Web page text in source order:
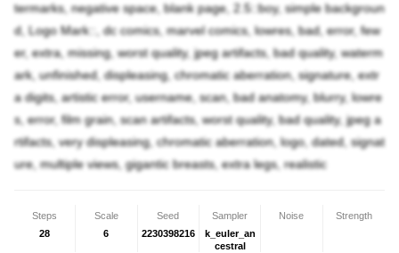
termarks, negative space, blank page, 2.5::boy, simple backgroun
d, Logo Mark::, dc comics, marvel comics, lowres, bad, error, few
er, extra, missing, worst quality, jpeg artifacts, bad quality, waterm
ark, unfinished, displeasing, chromatic aberration, signature, extr
a digits, artistic error, username, scan, bad anatomy, blurry, lowre
s, error, film grain, scan artifacts, worst quality, bad quality, jpeg a
rtifacts, very displeasing, chromatic aberration, logo, dated, signat
ure, multiple views, gigantic breasts, extra legs, realistic
Steps
28
Scale
6
Seed
2230398216
Sampler
k_euler_an
cestral
Noise Strength